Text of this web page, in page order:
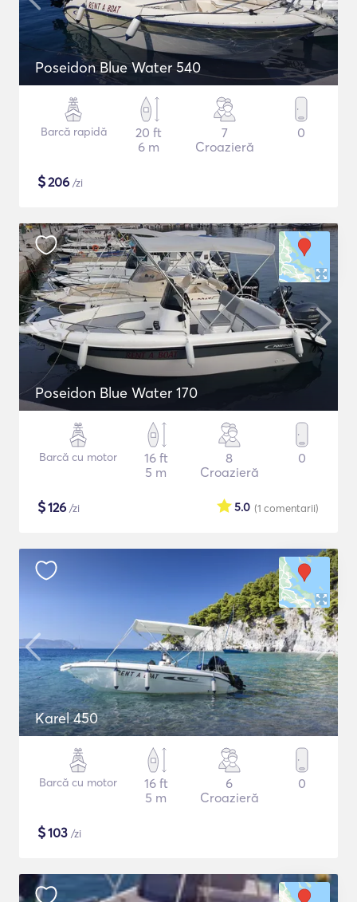
Poseidon Blue Water 540
Barcă rapidă
20 ft
6 m
7
Croazieră
0
$206 /zi
Poseidon Blue Water 170
Barcă cu motor
16 ft
5 m
8
Croazieră
0
$126 /zi (1 comentarii)
5.0
Karel 450
Barcă cu motor
16 ft
5 m
6
Croazieră
0
$103 /zi